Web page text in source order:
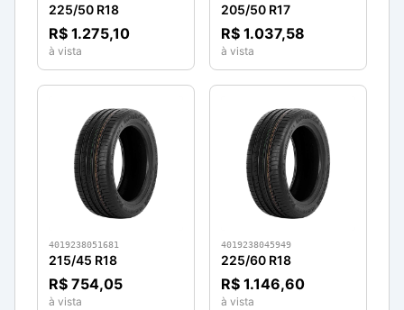
225/50 R18
R$ 1.275,10
à vista
205/50 R17
R$ 1.037,58
à vista
4019238051681
215/45 R18
R$ 754,05
à vista
4019238045949
225/60 R18
R$ 1.146,60
à vista